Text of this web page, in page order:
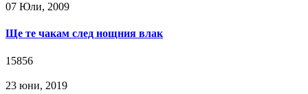
07 Юли, 2009
Ще те чакам след нощния влак
15856
23 юни, 2019